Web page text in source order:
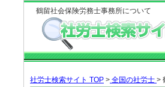
鶴留社会保険労務士事務所について
社労士検索サイト TOP > 全国の社労士 >